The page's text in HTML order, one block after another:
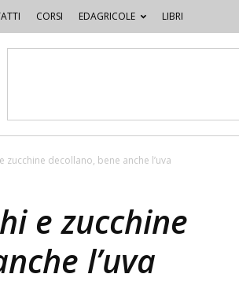
CORSI EDAGRICOLE LIBRI
decollano, bene anche l’uva
e zucchine
l’uva